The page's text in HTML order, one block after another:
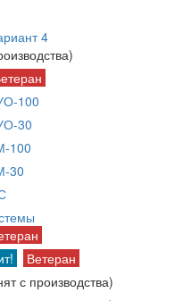
4
100
30
100
30
Ветеран
с производства)